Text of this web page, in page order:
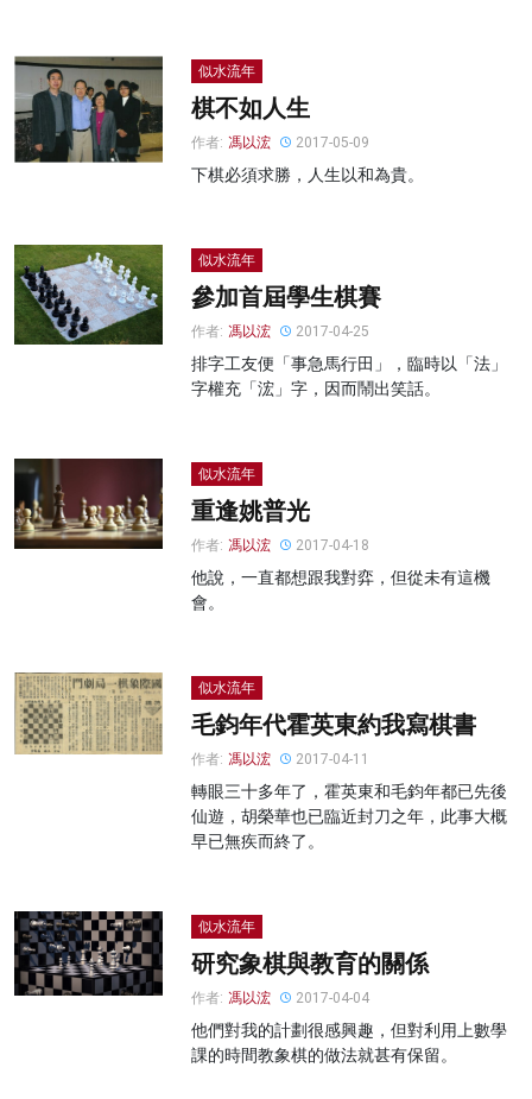
似水流年
棋不如人生
作者: 馮以浤 2017-05-09
下棋必須求勝，人生以和為貴。
似水流年
參加首屆學生棋賽
作者: 馮以浤 2017-04-25
排字工友便「事急馬行田」，臨時以「法」
字權充「浤」字，因而鬧出笑話。
似水流年
重逢姚普光
作者: 馮以浤 2017-04-18
他說，一直都想跟我對弈，但從未有這機
會。
似水流年
毛鈞年代霍英東約我寫棋書
作者: 馮以浤 2017-04-11
轉眼三十多年了，霍英東和毛鈞年都已先後
仙遊，胡榮華也已臨近封刀之年，此事大概
早已無疾而終了。
似水流年
研究象棋與教育的關係
作者: 馮以浤 2017-04-04
他們對我的計劃很感興趣，但對利用上數學
課的時間教象棋的做法就甚有保留。